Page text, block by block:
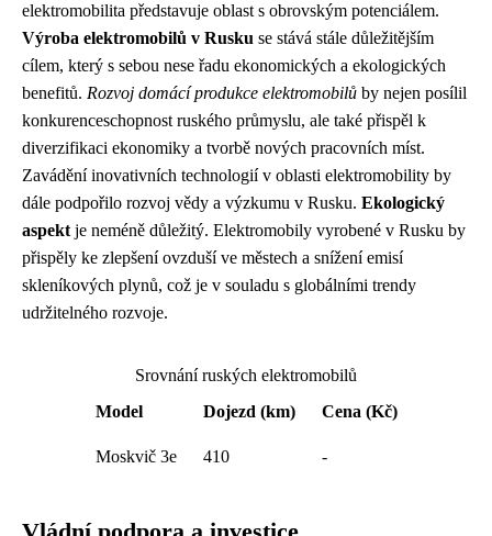
elektromobilita představuje oblast s obrovským potenciálem.
Výroba elektromobilů v Rusku se stává stále důležitějším
cílem, který s sebou nese řadu ekonomických a ekologických
benefitů. Rozvoj domácí produkce elektromobilů by nejen posílil
konkurenceschopnost ruského průmyslu, ale také přispěl k
diverzifikaci ekonomiky a tvorbě nových pracovních míst.
Zavádění inovativních technologií v oblasti elektromobility by
dále podpořilo rozvoj vědy a výzkumu v Rusku. Ekologický
aspekt je neméně důležitý. Elektromobily vyrobené v Rusku by
přispěly ke zlepšení ovzduší ve městech a snížení emisí
skleníkových plynů, což je v souladu s globálními trendy
udržitelného rozvoje.
Srovnání ruských elektromobilů
Model
Dojezd (km) Cena (Kč)
Moskvič 3e 410 -